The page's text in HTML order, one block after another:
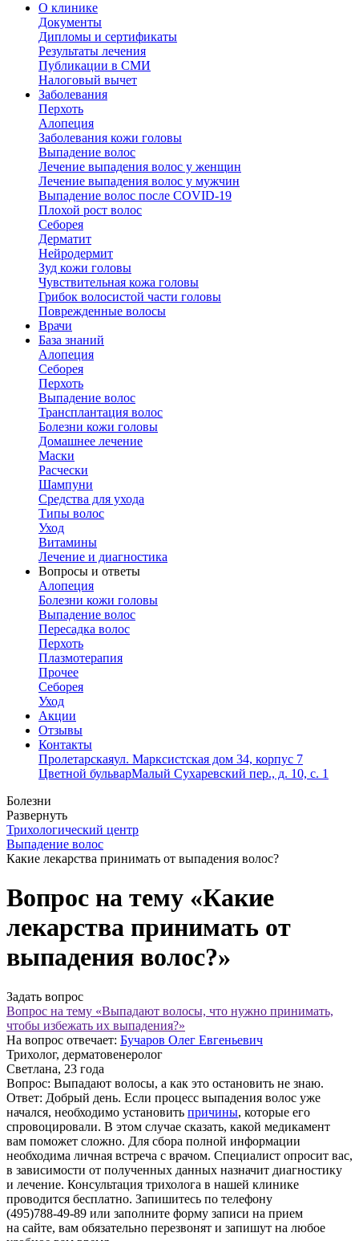
О клинике
Документы
Дипломы и сертификаты
Результаты лечения
Публикации в СМИ
Налоговый вычет
Заболевания
Перхоть
Алопеция
Заболевания кожи головы
Выпадение волос
Лечение выпадения волос у женщин
Лечение выпадения волос у мужчин
Выпадение волос после COVID-19
Плохой рост волос
Cеборея
Дерматит
Нейродермит
Зуд кожи головы
Чувствительная кожа головы
Грибок волосистой части головы
Поврежденные волосы
Врачи
База знаний
Алопеция
Себорея
Перхоть
Выпадение волос
Трансплантация волос
Болезни кожи головы
Домашнее лечение
Маски
Расчески
Шампуни
Средства для ухода
Типы волос
Уход
Витамины
Лечение и диагностика
Вопросы и ответы
Алопеция
Болезни кожи головы
Выпадение волос
Пересадка волос
Перхоть
Плазмотерапия
Прочее
Себорея
Уход
Акции
Отзывы
Контакты
Пролетарскаяул. Марксистская дом 34, корпус 7
Цветной бульварМалый Сухаревский пер., д. 10, с. 1
Болезни
Развернуть
Трихологический центр
Выпадение волос
Какие лекарства принимать от выпадения волос?
Вопрос на тему «Какие
лекарства принимать от
выпадения волос?»
Задать вопрос
Вопрос на тему «Выпадают волосы, что нужно принимать,
чтобы избежать их выпадения?»
На вопрос отвечает: Бучаров Олег Евгеньевич
Трихолог, дерматовенеролог
Светлана, 23 года
Вопрос: Выпадают волосы, а как это остановить не знаю.
Ответ: Добрый день. Если процесс выпадения волос уже
начался, необходимо установить причины, которые его
спровоцировали. В этом случае сказать, какой медикамент
вам поможет сложно. Для сбора полной информации
необходима личная встреча с врачом. Специалист опросит вас,
в зависимости от полученных данных назначит диагностику
и лечение. Консультация трихолога в нашей клинике
проводится бесплатно. Запишитесь по телефону
(495)788-49-89 или заполните форму записи на прием
на сайте, вам обязательно перезвонят и запишут на любое